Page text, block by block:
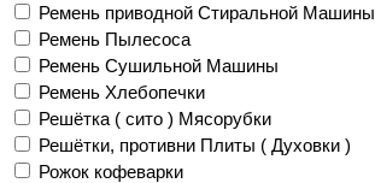
Ремень приводной Стиральной Машины
Ремень Пылесоса
Ремень Сушильной Машины
Ремень Хлебопечки
Решётка ( сито ) Мясорубки
Решётки, противни Плиты ( Духовки )
Рожок кофеварки